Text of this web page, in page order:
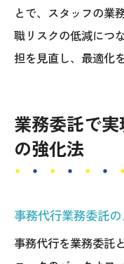
とで、スタッフの業
職リスクの低減につ
担を見直し、最適化
業務委託で
の強化法
事務代行業務委託
事務代行を業務委託